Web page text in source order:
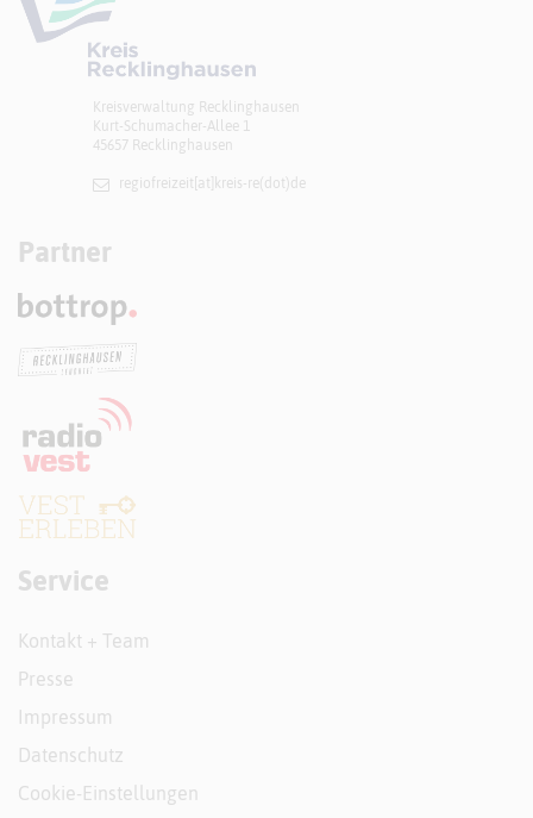
Kreisverwaltung Recklinghausen
Kurt-Schumacher-Allee 1
45657 Recklinghausen
regiofreizeit[at]​kreis-re(dot)de
Partner
Service
Kontakt + Team
Presse
Impressum
Datenschutz
Cookie-Einstellungen